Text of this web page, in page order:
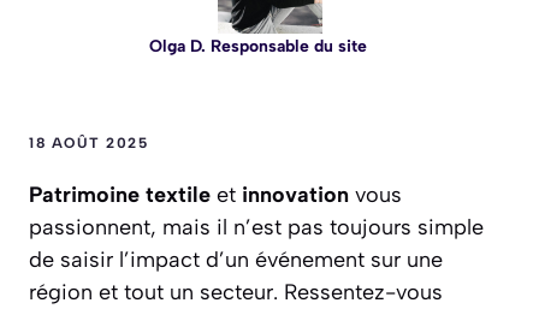
Olga D. Responsable du site
18 AOÛT 2025
Patrimoine textile et innovation vous
passionnent, mais il n’est pas toujours simple
de saisir l’impact d’un événement sur une
région et tout un secteur. Ressentez-vous